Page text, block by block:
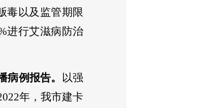
毒以及监管期限
进行艾滋病防治
病例报告。
以强
年，我市建卡